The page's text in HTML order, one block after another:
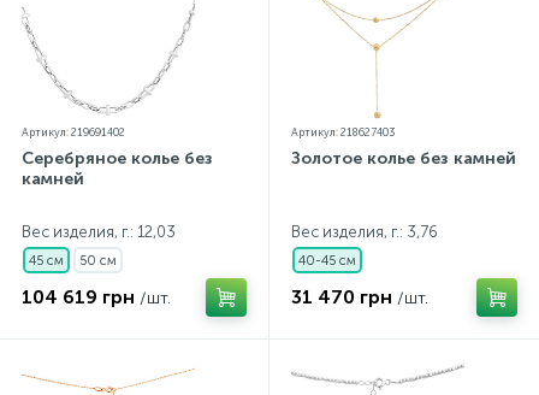
Артикул: 219691402
Серебряное колье без
камней
Вес изделия, г.: 12,03
45 см 50 см
104 619 грн /шт.
Артикул: 218627403
Золотое колье без камней
Вес изделия, г.: 3,76
40-45 см
31 470 грн /шт.